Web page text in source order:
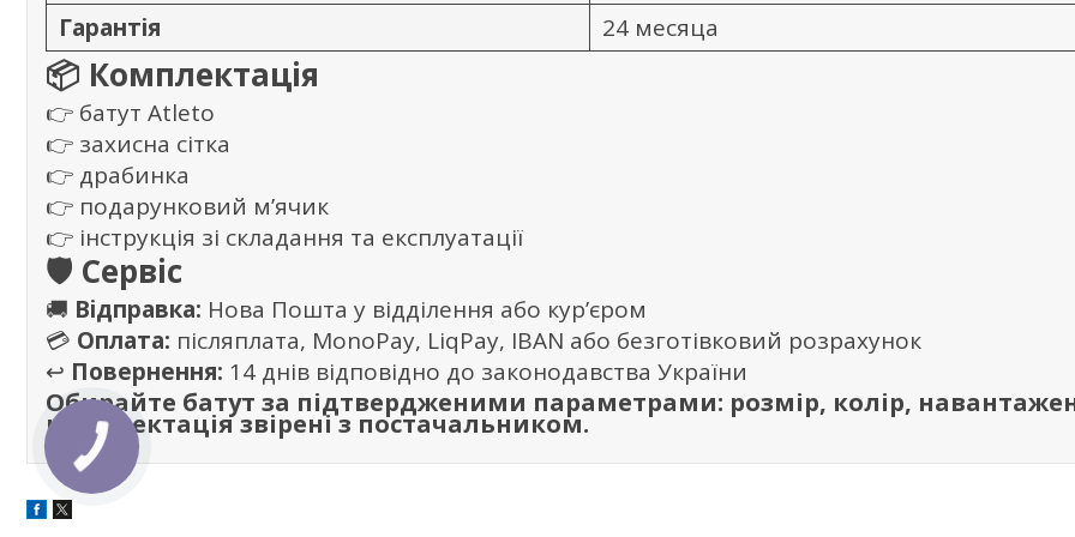
Гарантія 24 месяца
📦 Комплектація
👉 батут Atleto
👉 захисна сітка
👉 драбинка
👉 подарунковий м’ячик
👉 інструкція зі складання та експлуатації
🛡 Сервіс
🚚 Відправка: Нова Пошта у відділення або кур’єром
💳 Оплата: післяплата, MonoPay, LiqPay, IBAN або безготівковий розрахунок
↩️ Повернення: 14 днів відповідно до законодавства України
Обирайте батут за підтвердженими параметрами: розмір, колір,
комплектація звірені з постачальником.